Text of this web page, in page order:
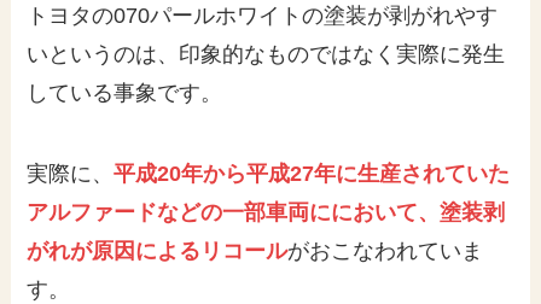
トヨタの070パールホワイトの塗装が剥がれやす
いというのは、印象的なものではなく実際に発生
している事象です。
実際に、平成20年から平成27年に生産されていた
アルファードなどの一部車両ににおいて、塗装剥
がれが原因によるリコールがおこなわれていま
す。